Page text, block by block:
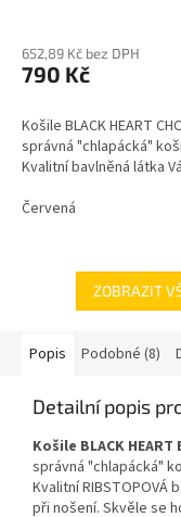
652,89 Kč bez DPH
790 Kč
Košile BLACK HEART
správná "chlapácká"
Kvalitní bavlněná látka
Červená
ZOBRAZIT
Popis Podobné (8)
Detailní popis
Košile BLACK HEART
správná "chlapácká"
Kvalitní RIBSTOPOVÁ
při nošení. Skvěle se